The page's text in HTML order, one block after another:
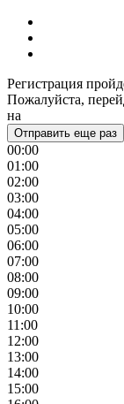
Регистрация
Пожалуйста,
на
Отправить еще раз
00:00
01:00
02:00
03:00
04:00
05:00
06:00
07:00
08:00
09:00
10:00
11:00
12:00
13:00
14:00
15:00